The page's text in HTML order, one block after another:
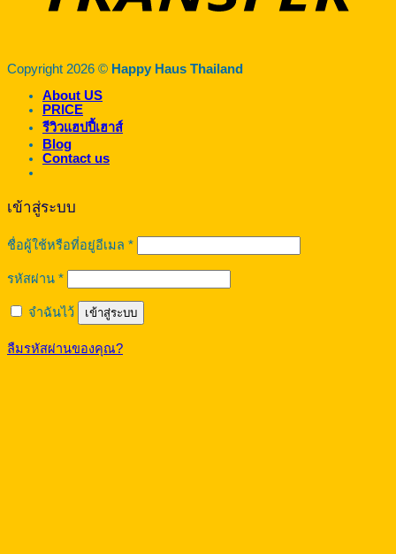
Copyright 2026 © Happy Haus Thailand
About US
PRICE
รีวิวแฮปปี้เฮาส์
Blog
Contact us
เข้าสู่ระบบ
ชื่อผู้ใช้หรือที่อยู่อีเมล *ต้องการ
รหัสผ่าน *ต้องการ
จำฉันไว้ เข้าสู่ระบบ
ลืมรหัสผ่านของคุณ?